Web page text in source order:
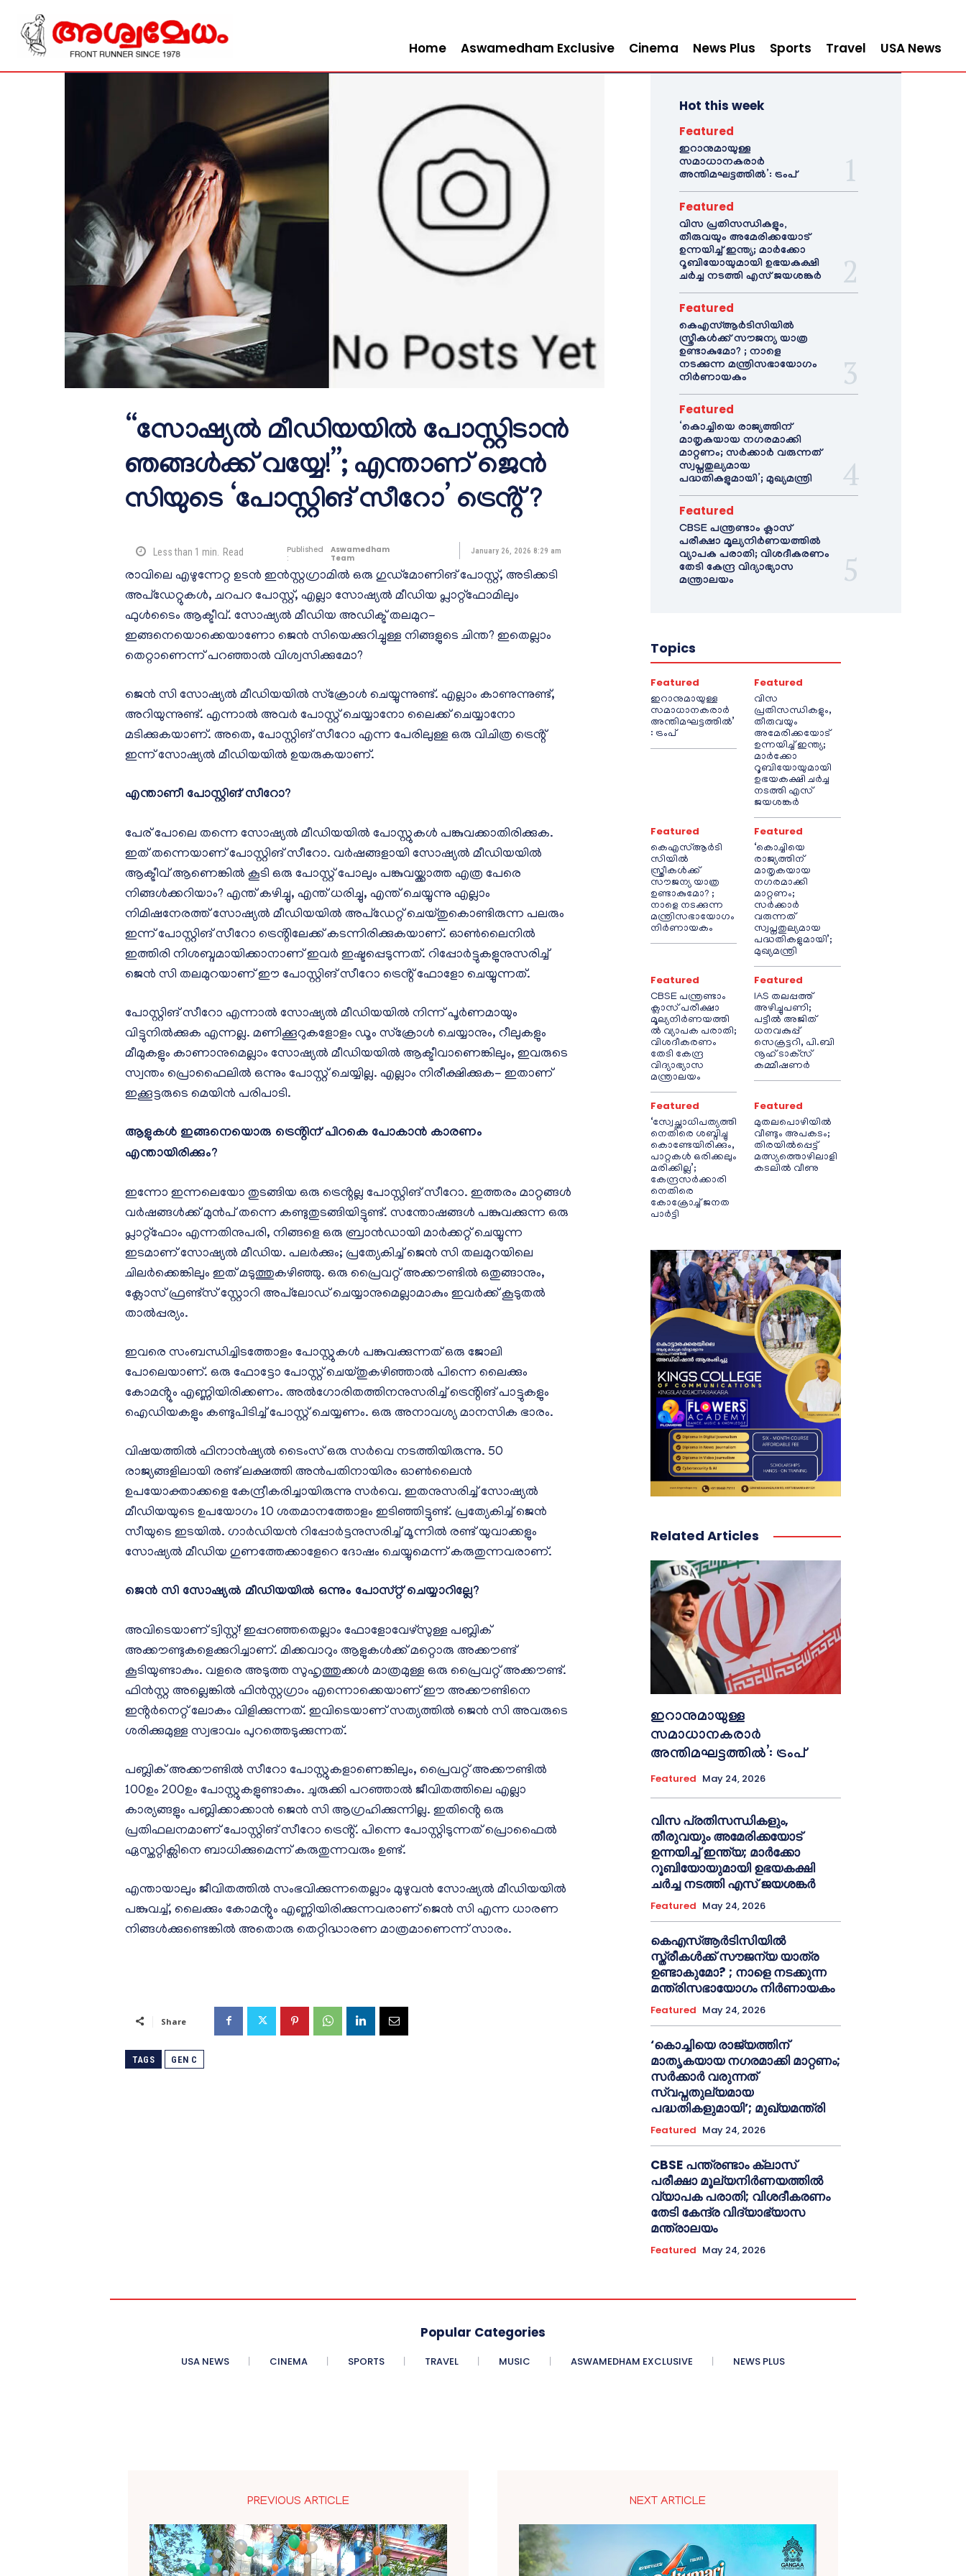
Home Aswamedham Exclusive Cinema News Plus Sports Travel USA News
“സോഷ്യൽ മീഡിയയിൽ പോസ്റ്റിടാൻ
ഞങ്ങൾക്ക് വയ്യേ!”; എന്താണ് ജെൻ
സിയുടെ ‘പോസ്റ്റിങ് സീറോ’ ട്രെൻ്റ് ?
Less than 1 min. Read
Published
:
Aswamedham
Team
January 26, 2026 8:29 am
രാവിലെ എഴുന്നേറ്റ ഉടൻ ഇൻസ്റ്റ​ഗ്രാമിൽ ഒരു ​ഗുഡ്മോണിങ് പോസ്റ്റ്, അടിക്കടി
അപ്‌ഡേറ്റുകൾ, ചറപറ പോസ്റ്റ്, എല്ലാ സോഷ്യൽ മീഡിയ പ്ലാറ്റ്ഫോമിലും
ഫുൾടൈം ആക്ടീവ്. സോഷ്യൽ മീഡിയ അഡിക്ട് തലമുറ-
ഇങ്ങനെയൊക്കെയാണോ ജെൻ സിയെക്കുറിച്ചുള്ള നിങ്ങളുടെ ചിന്ത? ഇതെല്ലാം
തെറ്റാണെന്ന് പറഞ്ഞാൽ വിശ്വസിക്കുമോ?
ജെൻ സി സോഷ്യൽ മീഡിയയിൽ സ്ക്രോൾ ചെയ്യുന്നുണ്ട്. എല്ലാം കാണുന്നുണ്ട്,
അറിയുന്നുണ്ട്. എന്നാൽ അവർ പോസ്റ്റ് ചെയ്യാനോ ലൈക്ക് ചെയ്യാനോ
മടിക്കുകയാണ്. അതെ, പോസ്റ്റിങ് സീറോ എന്ന പേരിലുള്ള ഒരു വിചിത്ര ട്രെൻ്റ്
ഇന്ന് സോഷ്യൽ മീഡിയയിൽ ഉയരുകയാണ്.
എന്താണീ പോസ്റ്റിങ് സീറോ?
പേര് പോലെ തന്നെ സോഷ്യൽ മീഡിയയിൽ പോസ്റ്റുകൾ പങ്കുവക്കാതിരിക്കുക.
ഇത് തന്നെയാണ് പോസ്റ്റിങ് സീറോ. വ‍‍ർഷങ്ങളായി സോഷ്യൽ മീഡിയയിൽ
ആക്ടീവ് ആണെങ്കിൽ കൂടി ഒരു പോസ്റ്റ് പോലും പങ്കുവയ്ക്കാത്ത എത്ര പേരെ
നിങ്ങൾക്കറിയാം? എന്ത് കഴിച്ചു, എന്ത് ധരിച്ചു, എന്ത് ചെയ്യുന്നു എല്ലാം
നിമിഷനേരത്ത് സോഷ്യൽ മീഡിയയിൽ അപ്ഡേറ്റ് ചെയ്തുകൊണ്ടിരുന്ന പലരും
ഇന്ന് പോസ്റ്റിങ് സീറോ ട്രെൻ്റിലേക്ക് കടന്നിരിക്കുകയാണ്. ഓൺലൈനിൽ
ഇത്തിരി നിശബ്ദമായിക്കാനാണ് ഇവ‍ർ‌ ഇഷ്ടപ്പെടുന്നത്. റിപ്പോ‌ർട്ടുകളുനുസരിച്ച്
ജെൻ സി തലമുറയാണ് ഈ പോസ്റ്റിങ് സീറോ ട്രെൻ്റ് ഫോളോ ചെയ്യുന്നത്.
പോസ്റ്റിങ് സീറോ എന്നാൽ സോഷ്യൽ മീഡിയയിൽ നിന്ന് പൂർണമായും
വിട്ടുനിൽക്കുക എന്നല്ല. മണിക്കൂറുകളോളം ഡൂം സ്ക്രോൾ ചെയ്യാനും, റീലുകളും
മീമുകളും കാണാനുമെല്ലാം സോഷ്യൽ മീഡിയയിൽ ആക്ടീവാണെങ്കിലും, ഇവരുടെ
സ്വന്തം പ്രൊഫൈലിൽ ഒന്നും പോസ്റ്റ് ചെയ്യില്ല. എല്ലാം നിരീക്ഷിക്കുക- ഇതാണ്
ഇക്കൂട്ടരുടെ മെയിൻ പരിപാടി.
ആളുകൾ ഇങ്ങനെയൊരു ട്രെൻ്റിന് പിറകെ പോകാൻ കാരണം
എന്തായിരിക്കും?
ഇന്നോ ഇന്നലെയോ തുടങ്ങിയ ഒരു ട്രെൻ്റല്ല പോസ്റ്റിങ് സീറോ. ഇത്തരം മാറ്റങ്ങൾ
വർഷങ്ങൾക്ക് മുൻപ് തന്നെ കണ്ടുതുടങ്ങിയിട്ടുണ്ട്. സന്തോഷങ്ങൾ പങ്കുവക്കുന്ന ഒരു
പ്ലാറ്റ്‌ഫോം എന്നതിനുപരി, നിങ്ങളെ ഒരു ബ്രാൻഡായി മാർക്കറ്റ് ചെയ്യുന്ന
ഇടമാണ് സോഷ്യൽ മീഡിയ. പലർക്കും; പ്രത്യേകിച്ച് ജെൻ സി തലമുറയിലെ
ചിലർക്കെങ്കിലും ഇത് മടുത്തുകഴിഞ്ഞു. ഒരു പ്രൈവറ്റ് അക്കൗണ്ടിൽ ഒതുങ്ങാനും,
ക്ലോസ് ഫ്രണ്ട്സ് സ്റ്റോറി അപ്‌ലോഡ് ചെയ്യാനുമെല്ലാമാകും ഇവർക്ക് കൂടുതൽ
താൽപ്പര്യം.
ഇവരെ സംബന്ധിച്ചിടത്തോളം പോസ്റ്റുകൾ പങ്കുവക്കുന്നത് ഒരു ജോലി
പോലെയാണ്. ഒരു ഫോട്ടോ പോസ്റ്റ് ചെയ്തുകഴിഞ്ഞാൽ പിന്നെ ലൈക്കും
കോമൻ്റും എണ്ണിയിരിക്കണം. അൽഗോരിതത്തിനനുസരിച്ച് ട്രെൻ്റിങ് പാട്ടുകളും
ഐഡിയകളും കണ്ടുപിടിച്ച് പോസ്റ്റ് ചെയ്യണം. ഒരു അനാവശ്യ മാനസിക ഭാരം.
വിഷയത്തിൽ ഫിനാൻഷ്യൽ ടൈംസ് ഒരു സർവെ നടത്തിയിരുന്നു. 50
രാജ്യങ്ങളിലായി രണ്ട് ലക്ഷത്തി അൻപതിനായിരം ഓൺലൈൻ
ഉപയോക്താക്കളെ കേന്ദ്രീകരിച്ചായിരുന്നു സർവെ. ഇതനുസരിച്ച് സോഷ്യൽ
മീഡിയയുടെ ഉപയോഗം 10 ശതമാനത്തോളം ഇടിഞ്ഞിട്ടുണ്ട്. പ്രത്യേകിച്ച് ജെൻ
സീയുടെ ഇടയിൽ. ഗാർഡിയൻ റിപ്പോർട്ടനുസരിച്ച് മൂന്നിൽ രണ്ട് യുവാക്കളും
സോഷ്യൽ മീഡിയ ഗുണത്തേക്കാളേറെ ദോഷം ചെയ്യുമെന്ന് കരുതുന്നവരാണ്.
ജെൻ സി സോഷ്യൽ മീഡിയയിൽ ഒന്നും പോസ്റ്റ് ചെയ്യാറില്ലേ?
അവിടെയാണ് ട്വിസ്റ്റ്! ഇപ്പറഞ്ഞതെല്ലാം ഫോളോവേഴ്സുള്ള പബ്ലിക്
അക്കൗണ്ടുകളെക്കുറിച്ചാണ്. മിക്കവാറും ആളുകൾക്ക് മറ്റൊരു അക്കൗണ്ട്
കൂടിയുണ്ടാകും. വളരെ അടുത്ത സുഹൃത്തുക്കൾ മാത്രമുള്ള ഒരു പ്രൈവറ്റ് അക്കൗണ്ട്.
ഫിൻസ്റ്റ അല്ലെങ്കിൽ ഫിൻസ്റ്റ​ഗ്രാം എന്നൊക്കെയാണ് ഈ അക്കൗണ്ടിനെ
ഇൻ്റ‍‌‍ർനെറ്റ് ലോകം വിളിക്കുന്നത്. ഇവിടെയാണ് സത്യത്തിൽ ജെൻ സി അവരുടെ
ശരിക്കുമുള്ള സ്വഭാവം പുറത്തെടുക്കുന്നത്.
പബ്ലിക് അക്കൗണ്ടിൽ സീറോ പോസ്റ്റുകളാണെങ്കിലും, പ്രൈവറ്റ് അക്കൗണ്ടിൽ
100ഉം 200ഉം പോസ്റ്റുകളുണ്ടാകും. ചുരുക്കി പറഞ്ഞാൽ ജീവിതത്തിലെ എല്ലാ
കാര്യങ്ങളും പബ്ലിക്കാക്കാൻ ജെൻ സി ആ​ഗ്രഹിക്കുന്നില്ല. ഇതിൻ്റെ ഒരു
പ്രതിഫലനമാണ് പോസ്റ്റിങ് സീറോ ട്രെൻ്റ്. പിന്നെ പോസ്റ്റിടുന്നത് പ്രൊഫൈൽ
ഏസ്തറ്റിക്സിനെ ബാധിക്കുമെന്ന് കരുതുന്നവരും ഉണ്ട്.
എന്തായാലും ജീവിതത്തിൽ സംഭവിക്കുന്നതെല്ലാം മുഴുവൻ സോഷ്യൽ മീഡിയയിൽ
പങ്കുവച്ച്, ലൈക്കും കോമൻ്റും എണ്ണിയിരിക്കുന്നവരാണ് ജെൻ സി എന്ന ധാരണ
നിങ്ങൾക്കുണ്ടെങ്കിൽ അതൊരു തെറ്റിദ്ധാരണ മാത്രമാണെന്ന് സാരം.
Share
TAGS GEN C
Hot this week
Featured
ഇറാനുമായുള്ള
സമാധാനകരാർ
അന്തിമഘട്ടത്തിൽ‌’: ട്രംപ്
Featured
വിസ പ്രതിസന്ധികളും,
തീരുവയും അമേരിക്കയോട്
ഉന്നയിച്ച് ഇന്ത്യ; മാർക്കോ
റൂബിയോയുമായി ഉഭയകക്ഷി
ചർച്ച നടത്തി എസ് ജയശങ്കർ
Featured
കെഎസ്ആർടിസിയിൽ
സ്ത്രീകൾക്ക് സൗജന്യ യാത്ര
ഉണ്ടാകുമോ? ; നാളെ
നടക്കുന്ന മന്ത്രിസഭായോഗം
നിർണായകം
Featured
‘കൊച്ചിയെ രാജ്യത്തിന്
മാതൃകയായ നഗരമാക്കി
മാറ്റണം; സർക്കാർ വരുന്നത്
സ്വപ്നതുല്യമായ
പദ്ധതികളുമായി’; മുഖ്യമന്ത്രി
Featured
CBSE പന്ത്രണ്ടാം ക്ലാസ്
പരീക്ഷാ മൂല്യനിർണയത്തിൽ
വ്യാപക പരാതി; വിശദീകരണം
തേടി കേന്ദ്ര വിദ്യാഭ്യാസ
മന്ത്രാലയം
Topics
Featured
ഇറാനുമായുള്ള
സമാധാനകരാർ
അന്തിമഘട്ടത്തിൽ‌’
: ട്രംപ്
Featured
വിസ
പ്രതിസന്ധികളും,
തീരുവയും
അമേരിക്കയോട്
ഉന്നയിച്ച് ഇന്ത്യ;
മാർക്കോ
റൂബിയോയുമായി
ഉഭയകക്ഷി ചർച്ച
നടത്തി എസ്
ജയശങ്കർ
Featured
കെഎസ്ആർടി
സിയിൽ
സ്ത്രീകൾക്ക്
സൗജന്യ യാത്ര
ഉണ്ടാകുമോ? ;
നാളെ നടക്കുന്ന
മന്ത്രിസഭായോഗം
നിർണായകം
Featured
‘കൊച്ചിയെ
രാജ്യത്തിന്
മാതൃകയായ
നഗരമാക്കി
മാറ്റണം;
സർക്കാർ
വരുന്നത്
സ്വപ്നതുല്യമായ
പദ്ധതികളുമായി’;
മുഖ്യമന്ത്രി
Featured
CBSE പന്ത്രണ്ടാം
ക്ലാസ് പരീക്ഷാ
മൂല്യനിർണയത്തി
ൽ വ്യാപക പരാതി;
വിശദീകരണം
തേടി കേന്ദ്ര
വിദ്യാഭ്യാസ
മന്ത്രാലയം
Featured
IAS തലപ്പത്ത്
അഴിച്ചുപണി;
പട്ടീല്‍ അജിത്
ധനവകുപ്പ്
സെക്രട്ടറി, പി.ബി
നൂഹ് ടാക്‌സ്
കമ്മീഷണര്‍
Featured
‘സ്വേച്ഛാധിപത്യത്തി
നെതിരെ ശബ്ദിച്ചു
കൊണ്ടേയിരിക്കും,
പാറ്റകൾ ഒരിക്കലും
മരിക്കില്ല’;
കേന്ദ്രസർക്കാരി
നെതിരെ
കോക്രോച്ച് ജനത
പാർട്ടി
Featured
മുതലപൊഴിയിൽ
വീണ്ടും അപകടം;
തിരയിൽപ്പെട്ട്
മത്സ്യത്തൊഴിലാളി
കടലിൽ വീണു
Related Articles
ഇറാനുമായുള്ള
സമാധാനകരാർ
അന്തിമഘട്ടത്തിൽ‌’: ട്രംപ്
Featured May 24, 2026
വിസ പ്രതിസന്ധികളും,
തീരുവയും അമേരിക്കയോട്
ഉന്നയിച്ച് ഇന്ത്യ; മാർക്കോ
റൂബിയോയുമായി ഉഭയകക്ഷി
ചർച്ച നടത്തി എസ് ജയശങ്കർ
Featured May 24, 2026
കെഎസ്ആർടിസിയിൽ
സ്ത്രീകൾക്ക് സൗജന്യ യാത്ര
ഉണ്ടാകുമോ? ; നാളെ നടക്കുന്ന
മന്ത്രിസഭായോഗം നിർണായകം
Featured May 24, 2026
‘കൊച്ചിയെ രാജ്യത്തിന്
മാതൃകയായ നഗരമാക്കി മാറ്റണം;
സർക്കാർ വരുന്നത്
സ്വപ്നതുല്യമായ
പദ്ധതികളുമായി’; മുഖ്യമന്ത്രി
Featured May 24, 2026
CBSE പന്ത്രണ്ടാം ക്ലാസ്
പരീക്ഷാ മൂല്യനിർണയത്തിൽ
വ്യാപക പരാതി; വിശദീകരണം
തേടി കേന്ദ്ര വിദ്യാഭ്യാസ
മന്ത്രാലയം
Featured May 24, 2026
Popular Categories
USA NEWS CINEMA SPORTS TRAVEL MUSIC ASWAMEDHAM EXCLUSIVE NEWS PLUS
PREVIOUS ARTICLE NEXT ARTICLE